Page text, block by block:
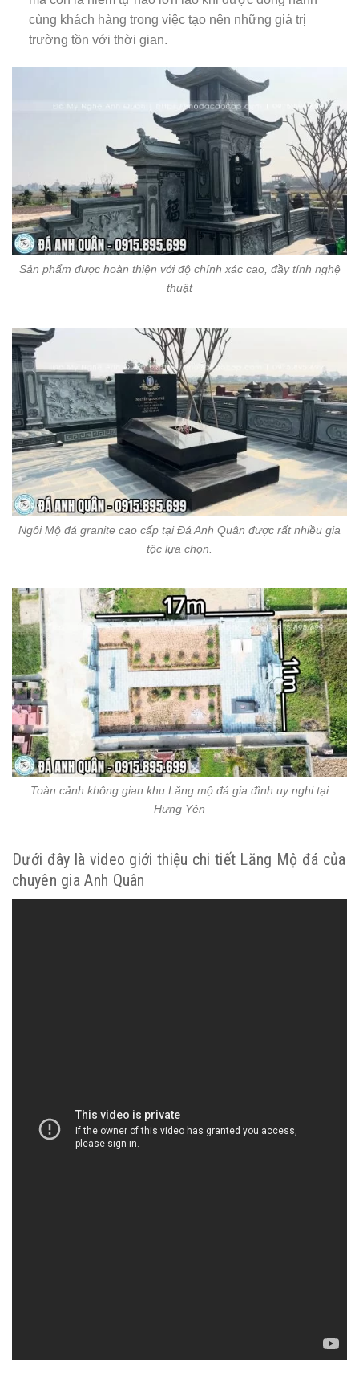
cùng khách hàng trong việc tạo nên những giá trị
trường tồn với thời gian.
Sản phẩm được hoàn thiện với độ chính xác cao, đầy tính nghệ
thuật
Ngôi Mộ đá granite cao cấp tại Đá Anh Quân được rất nhiều gia
tộc lựa chọn.
Toàn cảnh không gian khu Lăng mộ đá gia đình uy nghi tại
Hưng Yên
Dưới đây là video giới thiệu chi tiết Lăng Mộ đá của
chuyên gia Anh Quân